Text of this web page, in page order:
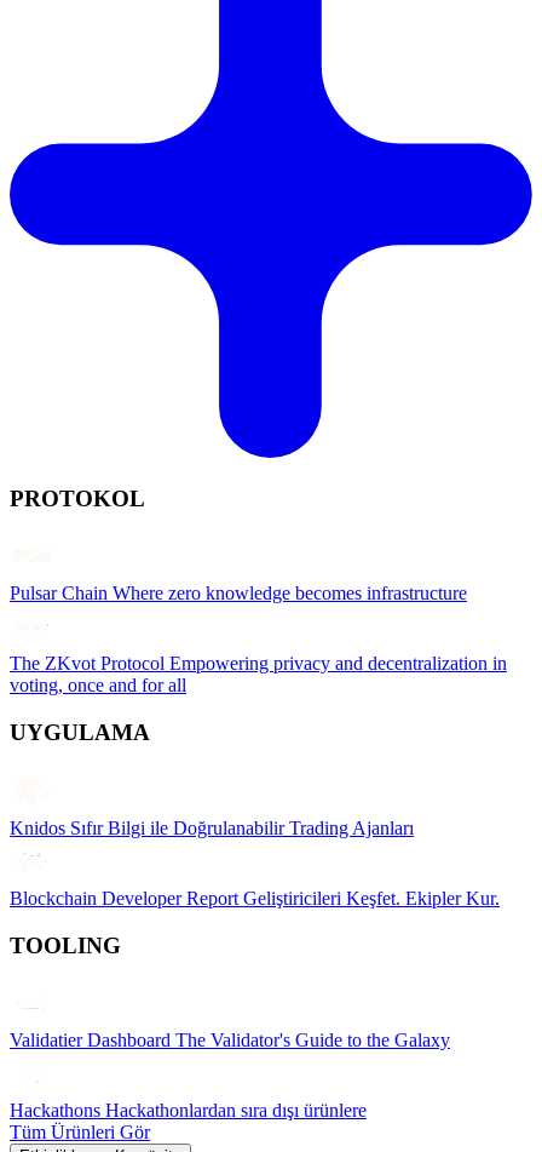
PROTOKOL
Pulsar Chain Where zero knowledge becomes infrastructure
The ZKvot Protocol Empowering privacy and decentralization in
voting, once and for all
UYGULAMA
Knidos Sıfır Bilgi ile Doğrulanabilir Trading Ajanları
Blockchain Developer Report Geliştiricileri Keşfet. Ekipler Kur.
TOOLING
Validatier Dashboard The Validator's Guide to the Galaxy
Hackathons Hackathonlardan sıra dışı ürünlere
Tüm Ürünleri Gör